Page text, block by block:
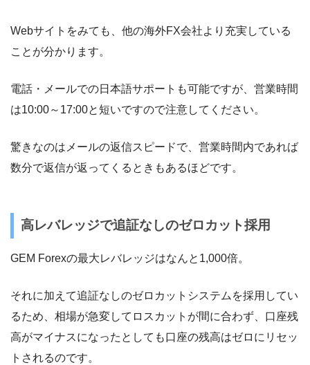
Webサイトをみても、他の海外FX会社より充実している
ことが分かります。
電話・メールでの日本語サポートも可能ですが、営業時間
は10:00～17:00と短いですので注意してください。
驚きなのはメールの返信スピードで、営業時間内であれば
数分で返信が返ってくるときもあるほどです。
高レバレッジで追証なしのゼロカット採用
GEM Forexの最大レバレッジはなんと1,000倍。
それに加えて追証なしのゼロカットシステムを採用してい
るため、相場が急変してロスカットが間に合わず、口座残
高がマイナスになったとしても口座の残高はゼロにリセッ
トされるのです。